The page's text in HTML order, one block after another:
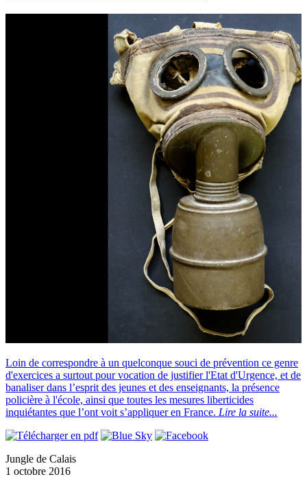
Loin de correspondre à un quelconque souci de prévention ce genre
d'exercices a surtout pour vocation de justifier l'Etat d'Urgence, et de
banaliser dans l’esprit des jeunes et des enseignants, la présence
policière à l'école, ainsi que toutes les mesures liberticides
inquiétantes que l’ont voit s’appliquer en France. Lire la suite...
Jungle de Calais
1 octobre 2016